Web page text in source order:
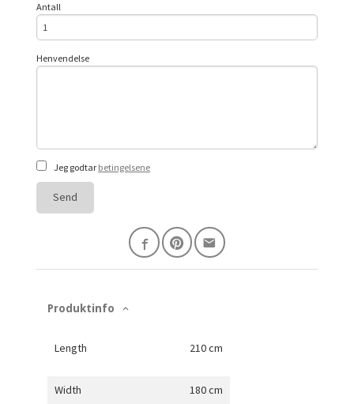
Antall
Henvendelse
Jeg godtar betingelsene
Send
Produktinfo
Length 210 cm
Width 180 cm